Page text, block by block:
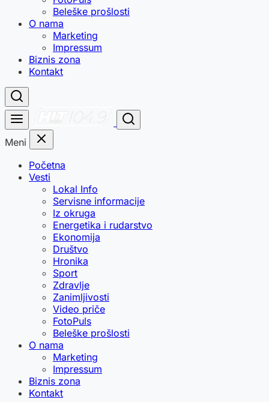
Beleške prošlosti
O nama
Marketing
Impressum
Biznis zona
Kontakt
Meni
Početna
Vesti
Lokal Info
Servisne informacije
Iz okruga
Energetika i rudarstvo
Ekonomija
Društvo
Hronika
Sport
Zdravlje
Zanimljivosti
Video priče
FotoPuls
Beleške prošlosti
O nama
Marketing
Impressum
Biznis zona
Kontakt